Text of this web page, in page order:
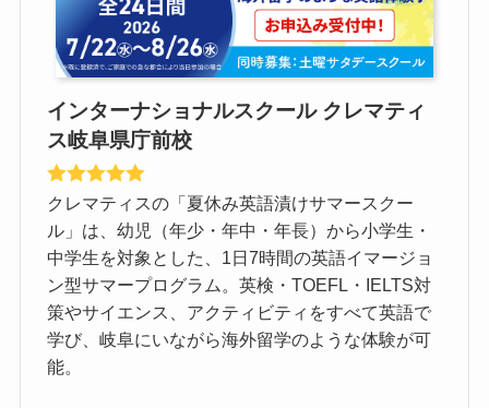
インターナショナルスクール クレマティ
ス岐阜県庁前校
クレマティスの「夏休み英語漬けサマースクー
ル」は、幼児（年少・年中・年長）から小学生・
中学生を対象とした、1日7時間の英語イマージョ
ン型サマープログラム。英検・TOEFL・IELTS対
策やサイエンス、アクティビティをすべて英語で
学び、岐阜にいながら海外留学のような体験が可
能。